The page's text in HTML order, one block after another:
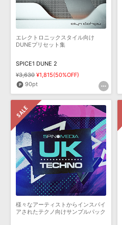
エレクトロニックスタイル向け
DUNEプリセット集
SPICE1 DUNE 2
¥3,630 ¥1,815(50%OFF)
90pt
様々なアーティストからインスパイ
アされたテクノ向けサンプルパック